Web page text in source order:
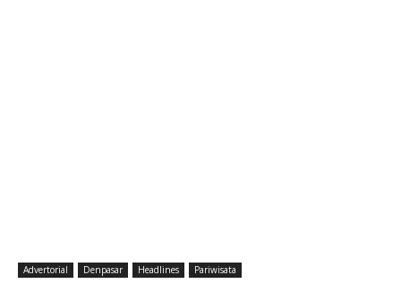
Advertorial Denpasar Headlines Pariwisata